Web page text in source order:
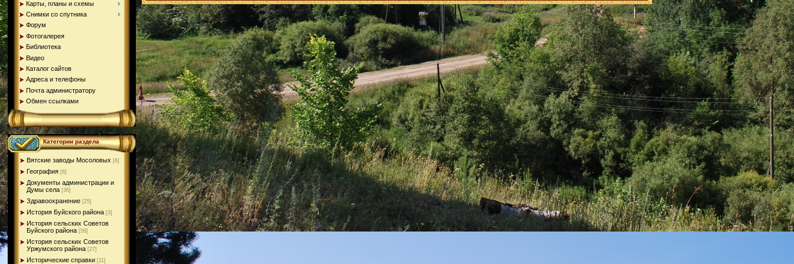
Карты, планы и схемы
Снимки со спутника
Форум
Фотогалерея
Библиотека
Видео
Каталог сайтов
Адреса и телефоны
Почта администратору
Обмен ссылками
Категории раздела
Вятские заводы Мосоловых [6]
География [6]
Документы администрации и
Думы села [36]
Здравоохранение [25]
История Буйского района [3]
История сельских Советов
Буйского района [58]
История сельских Советов
Уржумского района [27]
Исторические справки [11]